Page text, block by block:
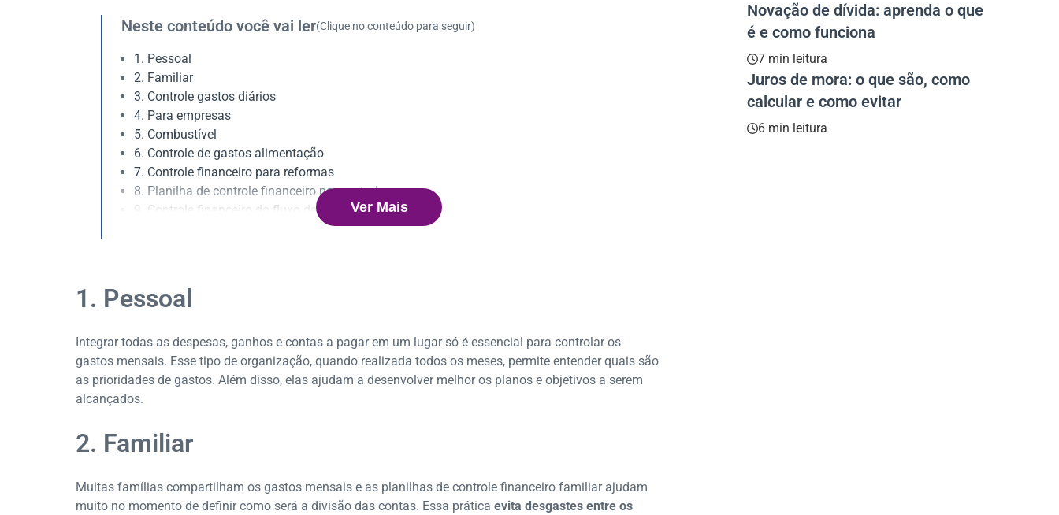
Neste conteúdo você vai ler(Clique no conteúdo para seguir)
1. Pessoal
2. Familiar
3. Controle gastos diários
4. Para empresas
5. Combustível
6. Controle de gastos alimentação
7. Controle financeiro para reformas
8. Planilha de controle financeiro para estudo
9. Controle financeiro do fluxo de caixa Ver Mais
1. Pessoal
Integrar todas as despesas, ganhos e contas a pagar em um lugar só é essencial para controlar os
gastos mensais. Esse tipo de organização, quando realizada todos os meses, permite entender quais são
as prioridades de gastos. Além disso, elas ajudam a desenvolver melhor os planos e objetivos a serem
alcançados.
2. Familiar
Muitas famílias compartilham os gastos mensais e as planilhas de controle financeiro familiar ajudam
muito no momento de definir como será a divisão das contas. Essa prática evita desgastes entre os
Novação de dívida: aprenda o que
é e como funciona
7 min leitura
Juros de mora: o que são, como
calcular e como evitar
6 min leitura